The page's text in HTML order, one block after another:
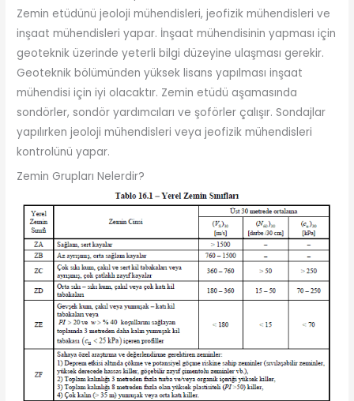
Zemin etüdünü jeoloji mühendisleri, jeofizik mühendisleri ve
inşaat mühendisleri yapar. İnşaat mühendisinin yapması için
geoteknik üzerinde yeterli bilgi düzeyine ulaşması gerekir.
Geoteknik bölümünden yüksek lisans yapılması inşaat
mühendisi için iyi olacaktır. Zemin etüdü aşamasında
sondörler, sondör yardımcıları ve şoförler çalışır. Sondajlar
yapılırken jeoloji mühendisleri veya jeofizik mühendisleri
kontrolünü yapar.
Zemin Grupları Nelerdir?